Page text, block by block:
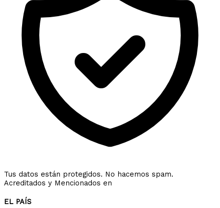
Tus datos están protegidos. No hacemos spam.
Acreditados y Mencionados en
EL PAÍS